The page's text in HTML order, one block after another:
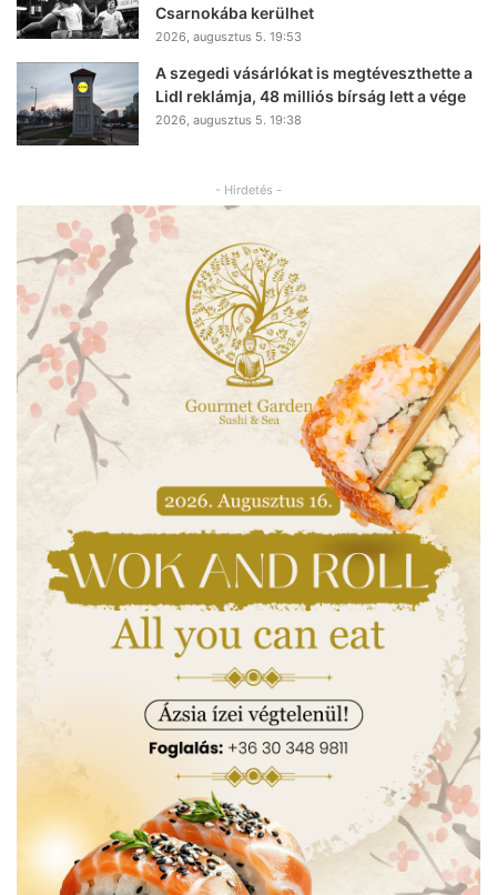
Csarnokába kerülhet
2026, augusztus 5. 19:53
A szegedi vásárlókat is megtéveszthette a
Lidl reklámja, 48 milliós bírság lett a vége
2026, augusztus 5. 19:38
- Hirdetés -